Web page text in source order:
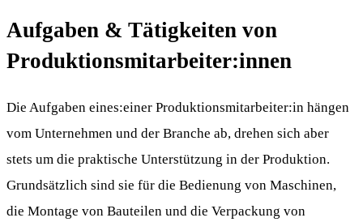
Aufgaben & Tätigkeiten von
Produktionsmitarbeiter:innen
Die Aufgaben eines:einer Produktionsmitarbeiter:in hängen
vom Unternehmen und der Branche ab, drehen sich aber
stets um die praktische Unterstützung in der Produktion.
Grundsätzlich sind sie für die Bedienung von Maschinen,
die Montage von Bauteilen und die Verpackung von